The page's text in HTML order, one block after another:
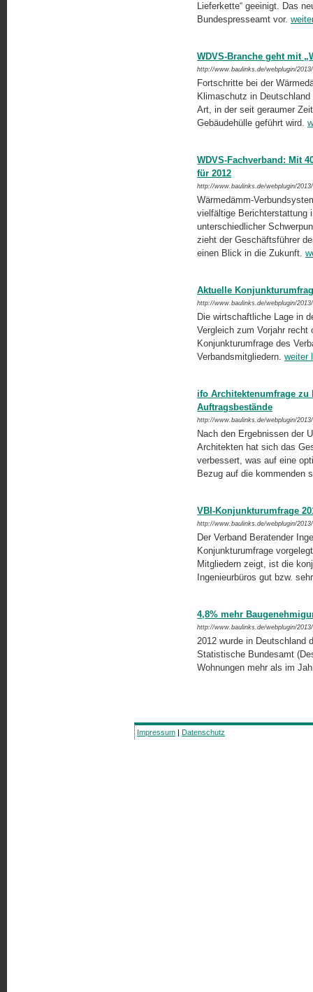
Lie­ferkette“ geeinigt. Das
Bundespresse­amt vor.
WDVS-Branche geht mit
http://www.baulinks.de/webplugin/
Fortschritte bei der
Klimaschutz in
Art, in der seit gerau­mer
Gebäudehülle geführt wird.
WDVS-Fachverband: Mit
für 2012
http://www.baulinks.de/webplugin/
Wärmedämm-
vielfältige Berichterstattung
unterschiedlicher
zieht der Geschäftsführer
einen Blick in die Zukunft.
Aktuelle
http://www.baulinks.de/webplugin/
Die wirtschaftliche Lage in
Vergleich zum Vorjahr
Kon­junkturumfrage des
Verbandsmitglie­dern. weiter
ifo Architektenumfrage zu
Auftragsbestände
http://www.baulinks.de/webplugin/
Nach den Ergebnissen der
Architekten hat sich das
verbessert, was auf eine
Bezug auf die kommenden
VBI-Konjunkturumfrage
http://www.baulinks.de/webplugin/
Der Verband Beratender
Konjunkturumfrage
Mitgliedern zeigt, ist die
Ingenieurbüros gut bzw.
4,8% mehr
http://www.baulinks.de/webplugin/
2012 wurde in Deutschland
Statistische Bundesamt
Wohnungen mehr als im
Impressum | Datenschutz